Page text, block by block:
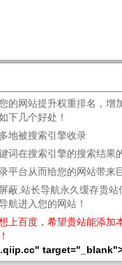
的网站提升权重排名，增
下几个好处！
地被搜索引擎收录
词在搜索引擎的搜索结果
平台从而给您的网站带来
蔽,站长导航永久缓存贵
航进入您的网站！
上百度，希望贵站能添加
target="_blank">